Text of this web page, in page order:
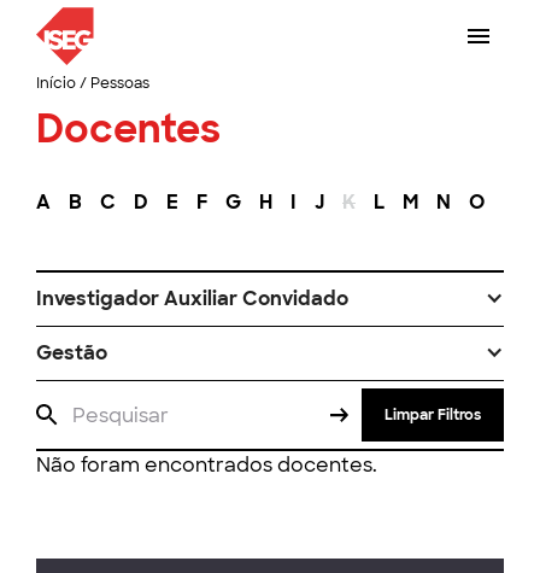
Início/ Pessoas
Docentes
A B C D E F G H I J K L M N O
Investigador Auxiliar Convidado
Gestão
Limpar Filtros
Não foram encontrados docentes.